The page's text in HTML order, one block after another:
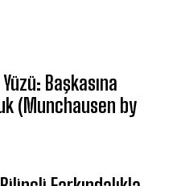
Başkasına
(Munchausen by